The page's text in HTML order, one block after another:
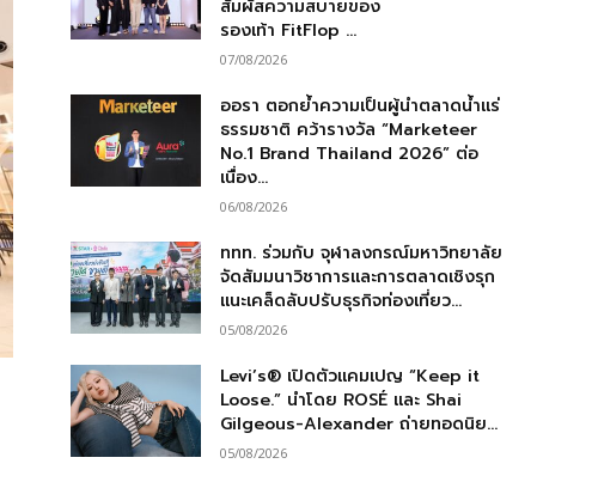
สัมผัสความสบายของ
รองเท้า FitFlop ...
07/08/2026
ออรา ตอกย้ำความเป็นผู้นำตลาดน้ำแร่
ธรรมชาติ คว้ารางวัล “Marketeer
No.1 Brand Thailand 2026” ต่อ
เนื่อง...
06/08/2026
ททท. ร่วมกับ จุฬาลงกรณ์มหาวิทยาลัย
จัดสัมมนาวิชาการและการตลาดเชิงรุก
แนะเคล็ดลับปรับธุรกิจท่องเที่ยว...
05/08/2026
Levi’s® เปิดตัวแคมเปญ “Keep it
Loose.” นำโดย ROSÉ และ Shai
Gilgeous-Alexander ถ่ายทอดนิย...
05/08/2026